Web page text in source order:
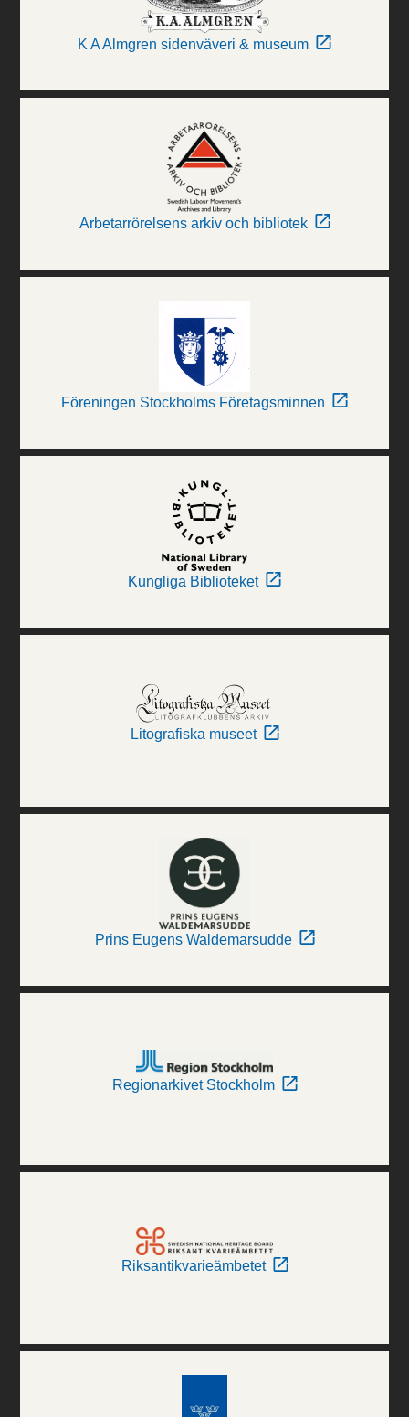
K A Almgren sidenväveri & museum
Arbetarrörelsens arkiv och bibliotek
Föreningen Stockholms Företagsminnen
Kungliga Biblioteket
Litografiska museet
Prins Eugens Waldemarsudde
Regionarkivet Stockholm
Riksantikvarieämbetet